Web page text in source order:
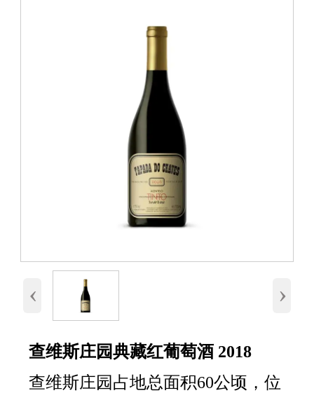
‹ ›
查维斯庄园典藏红葡萄酒 2018
查维斯庄园占地总面积60公顷，位